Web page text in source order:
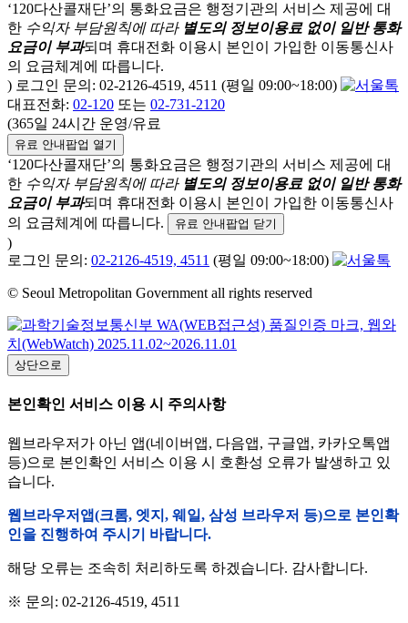
‘120다산콜재단’의 통화요금은 행정기관의 서비스 제공에 대
한 수익자 부담원칙에 따라 별도의 정보이용료 없이 일반 통화
요금이 부과되며 휴대전화 이용시 본인이 가입한 이동통신사
의 요금체계에 따릅니다.
) 로그인 문의: 02-2126-4519, 4511 (평일 09:00~18:00)
대표전화: 02-120 또는 02-731-2120
(365일 24시간 운영/유료
유료 안내팝업 열기
‘120다산콜재단’의 통화요금은 행정기관의 서비스 제공에 대
한 수익자 부담원칙에 따라 별도의 정보이용료 없이 일반 통화
요금이 부과되며 휴대전화 이용시 본인이 가입한 이동통신사
의 요금체계에 따릅니다.
유료 안내팝업 닫기
)
로그인 문의: 02-2126-4519, 4511 (평일 09:00~18:00)
© Seoul Metropolitan Government all rights reserved
상단으로
본인확인 서비스 이용 시 주의사항
웹브라우저가 아닌 앱(네이버앱, 다음앱, 구글앱, 카카오톡앱
등)으로 본인확인 서비스 이용 시 호환성 오류가 발생하고 있
습니다.
웹브라우저앱(크롬, 엣지, 웨일, 삼성 브라우저 등)으로 본인확
인을 진행하여 주시기 바랍니다.
해당 오류는 조속히 처리하도록 하겠습니다. 감사합니다.
※ 문의: 02-2126-4519, 4511